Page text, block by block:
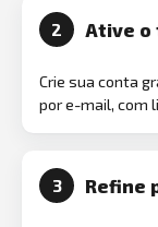
2 Ative o
Crie sua conta
por e-mail, com
3 Refine